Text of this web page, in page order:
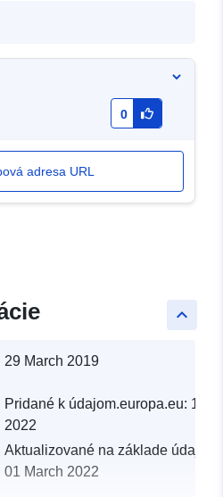
0
adresa URL
keyboard_arrow_up
29 March 2019
Pridané k údajom.europa.eu: 19
2022
Aktualizované na základe
01 March 2022